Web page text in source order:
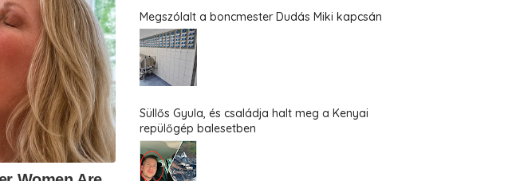
Megszólalt a boncmester Dudás Miki kapcsán
Süllős Gyula, és családja halt meg a Kenyai
repülőgép balesetben